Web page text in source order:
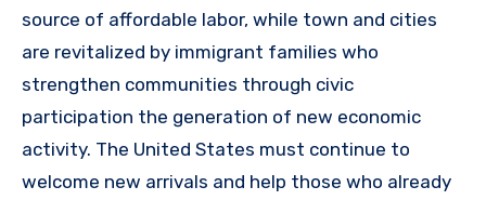
source of affordable labor, while town and cities
are revitalized by immigrant families who
strengthen communities through civic
participation the generation of new economic
activity. The United States must continue to
welcome new arrivals and help those who already